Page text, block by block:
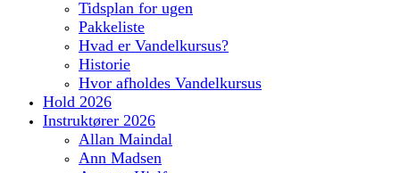
Tidsplan for ugen
Pakkeliste
Hvad er Vandelkursus?
Historie
Hvor afholdes Vandelkursus
Hold 2026
Instruktører 2026
Allan Maindal
Ann Madsen